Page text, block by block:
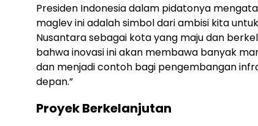
Presiden Indonesia dalam pidatonya
maglev ini adalah simbol dari ambisi kita
Nusantara sebagai kota yang maju dan
bahwa inovasi ini akan membawa banyak
dan menjadi contoh bagi pengembangan
depan.”
Proyek Berkelanjutan